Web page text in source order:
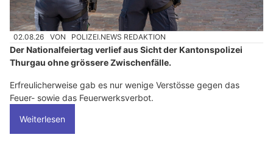
02.08.26 VON POLIZEI.NEWS REDAKTION
Der Nationalfeiertag verlief aus Sicht der Kantonspolizei
Thurgau ohne grössere Zwischenfälle.
Erfreulicherweise gab es nur wenige Verstösse gegen das
Feuer- sowie das Feuerwerksverbot.
Weiterlesen